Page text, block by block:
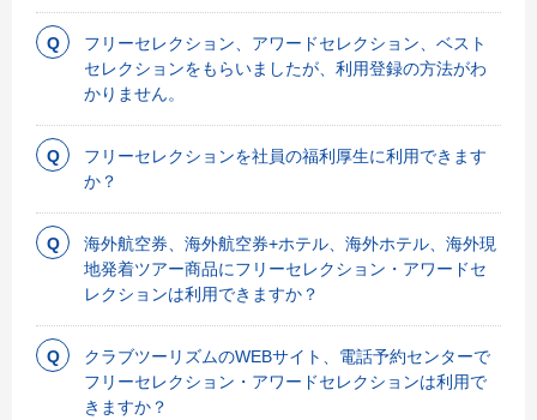
フリーセレクション、アワードセレクション、ベスト
セレクションをもらいましたが、利用登録の方法がわ
かりません。
フリーセレクションを社員の福利厚生に利用できます
か？
海外航空券、海外航空券+ホテル、海外ホテル、海外現
地発着ツアー商品にフリーセレクション・アワードセ
レクションは利用できますか？
クラブツーリズムのWEBサイト、電話予約センターで
フリーセレクション・アワードセレクションは利用で
きますか？